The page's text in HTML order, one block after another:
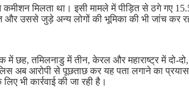
मिलता था। इसी मामले में पीड़ित से ठगे गए
उससे जुड़े अन्य लोगों की भूमिका की भी जांच कर
तमिलनाडु में तीन, केरल और महाराष्ट्र में दो-दो,
अब आरोपी से पूछताछ कर यह पता लगाने का
भी कार्रवाई की जा रही है।